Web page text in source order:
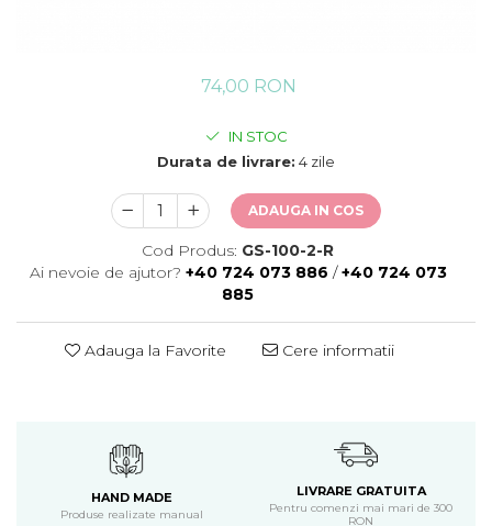
74,00 RON
IN STOC
Durata de livrare: 4 zile
ADAUGA IN COS
Cod Produs: GS-100-2-R
Ai nevoie de ajutor? +40 724 073 886 /+40 724 073
885
Adauga la Favorite Cere informatii
HAND MADE
Produse realizate manual
LIVRARE GRATUITA
Pentru comenzi mai mari de 300
RON